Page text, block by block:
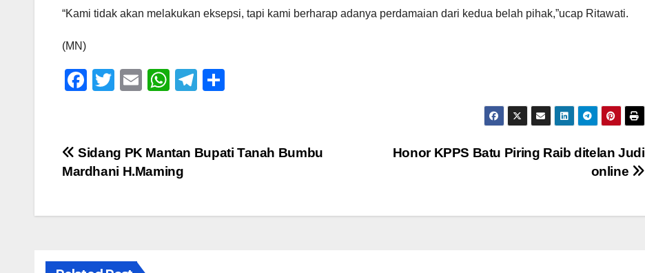
“Kami tidak akan melakukan eksepsi, tapi kami berharap adanya perdamaian dari kedua belah pihak,”ucap Ritawati.
(MN)
F
e
b
o
T
er
E
W
s
A
p
T
gr e
Navigasi
Honor KPPS Batu Piring Raib ditelan Judi
online
Sidang PK Mantan Bupati Tanah Bumbu
Mardhani H.Maming